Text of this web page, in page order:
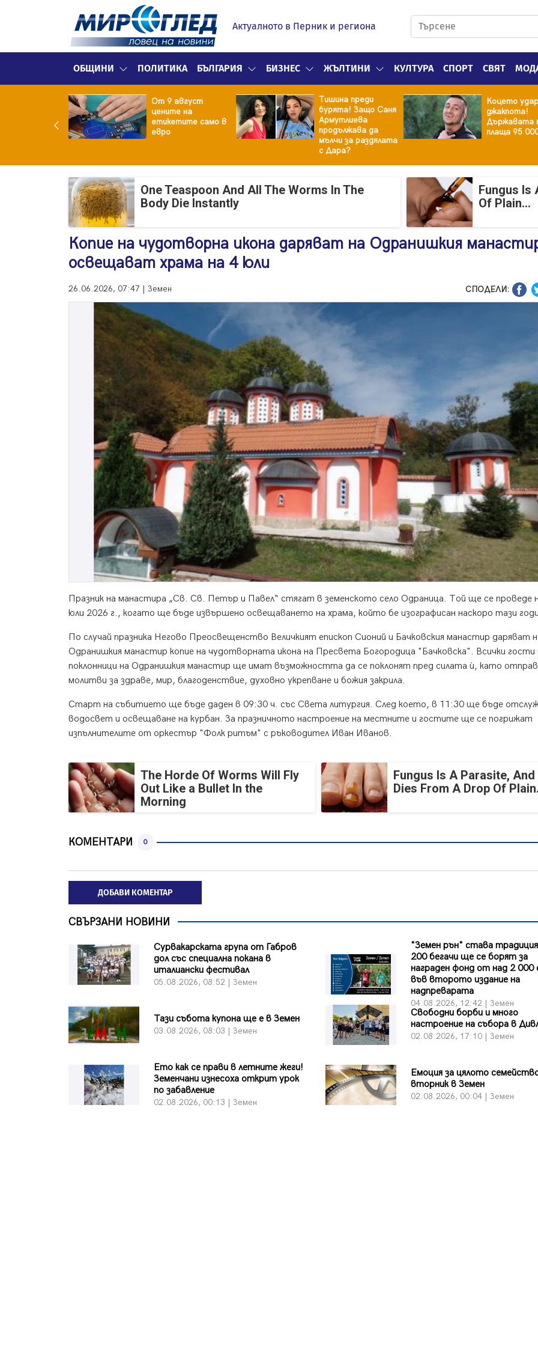
Актуалното в Перник и региона
ОБЩИНИ ПОЛИТИКА БЪЛГАРИЯ БИЗНЕС ЖЪЛТИНИ КУЛТУРА СПОРТ СВЯТ
От 9 август
цените на
етикетите само в
евро
Тишина преди
бурята! Защо Саня
Армутлиева
продължава да
мълчи за раздялата
с Дара?
Коцето
джакпота!
Държавата
плаща 95
One Teaspoon And All The Worms In The
Body Die Instantly
Fungus Is
Of Plain...
Копие на чудотворна икона даряват на Одранишкия
освещават храма на 4 юли
26.06.2026, 07:47 | Земен СПОДЕЛИ:
Празник на манастира „Св. Св. Петър и Павел“ стягат в земенското село Одраница. Той ще се проведе
юли 2026 г., когато ще бъде извършено освещаването на храма, който бе изографисан наскоро тази
По случай празника Негово Преосвещенство Величкият епископ Сионий и Бачковския манастир даряват
Одранишкия манастир копие на чудотворната икона на Пресвета Богородица "Бачковска". Всички гости
поклонници на Одранишкия манастир ще имат възможността да се поклонят пред силата ѝ, като
молитви за здраве, мир, благоденствие, духовно укрепване и божия закрила.
Старт на събитието ще бъде даден в 09:30 ч. със Света литургия. След което, в 11:30 ще бъде
водосвет и освещаване на курбан. За празничното настроение на местните и гостите ще се погрижат
изпълнителите от оркестър "Фолк ритъм" с ръководител Иван Иванов.
The Horde Of Worms Will Fly
Out Like a Bullet In the
Morning
Fungus Is A Parasite, And
Dies From A Drop Of
КОМЕНТАРИ 0
ДОБАВИ КОМЕНТАР
СВЪРЗАНИ НОВИНИ
Сурвакарската група от Габров
дол със специална покана в
италиански фестивал
05.08.2026, 08:52 | Земен
"Земен рън" става
200 бегачи ще се борят за
награден фонд от над 2 000
във второто издание на
надпреварата
04.08.2026, 12:42 | Земен
Тази събота купона ще е в Земен
03.08.2026, 08:03 | Земен
Свободни борби и много
настроение на събора в
02.08.2026, 17:10 | Земен
Ето как се прави в летните жеги!
Земенчани изнесоха открит урок
по забавление
02.08.2026, 00:13 | Земен
Емоция за цялото
вторник в Земен
02.08.2026, 00:04 | Земен